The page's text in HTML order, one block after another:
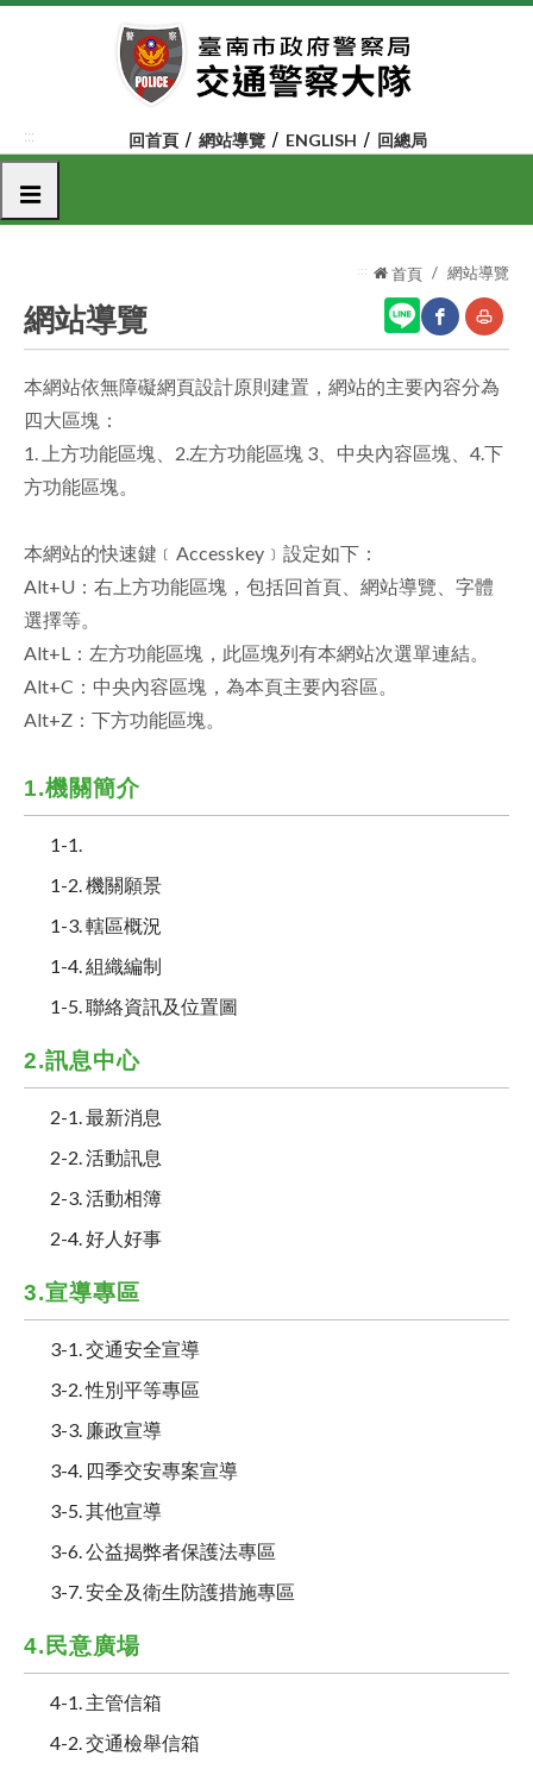
跳
容
塊
::: 回首頁 網站導覽 ENGLISH 回總局
選單
::: 首頁 網站導覽
網站導覽
網
分
友
列
本網站依無障礙網頁設計原則建置，網站的主要內容分為
四大區塊：
1. 上方功能區塊、2.左方功能區塊 3、中央內容區塊、4.下
方功能區塊。
本網站的快速鍵﹝Accesskey﹞設定如下：
Alt+U：右上方功能區塊，包括回首頁、網站導覽、字體
選擇等。
Alt+L：左方功能區塊，此區塊列有本網站次選單連結。
Alt+C：中央內容區塊，為本頁主要內容區。
Alt+Z：下方功能區塊。
1.機關簡介
1-1.
1-2. 機關願景
1-3. 轄區概況
1-4. 組織編制
1-5. 聯絡資訊及位置圖
2.訊息中心
2-1. 最新消息
2-2. 活動訊息
2-3. 活動相簿
2-4. 好人好事
3.宣導專區
3-1. 交通安全宣導
3-2. 性別平等專區
3-3. 廉政宣導
3-4. 四季交安專案宣導
3-5. 其他宣導
3-6. 公益揭弊者保護法專區
3-7. 安全及衛生防護措施專區
4.民意廣場
4-1. 主管信箱
4-2. 交通檢舉信箱